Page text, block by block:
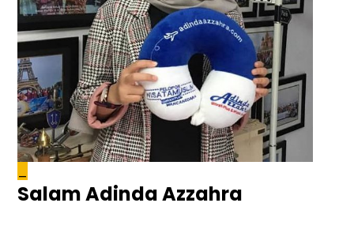
Salam Adinda Azzahra